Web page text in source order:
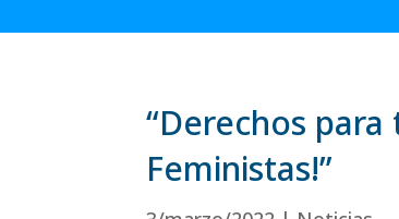
“Derechos
Feministas!”